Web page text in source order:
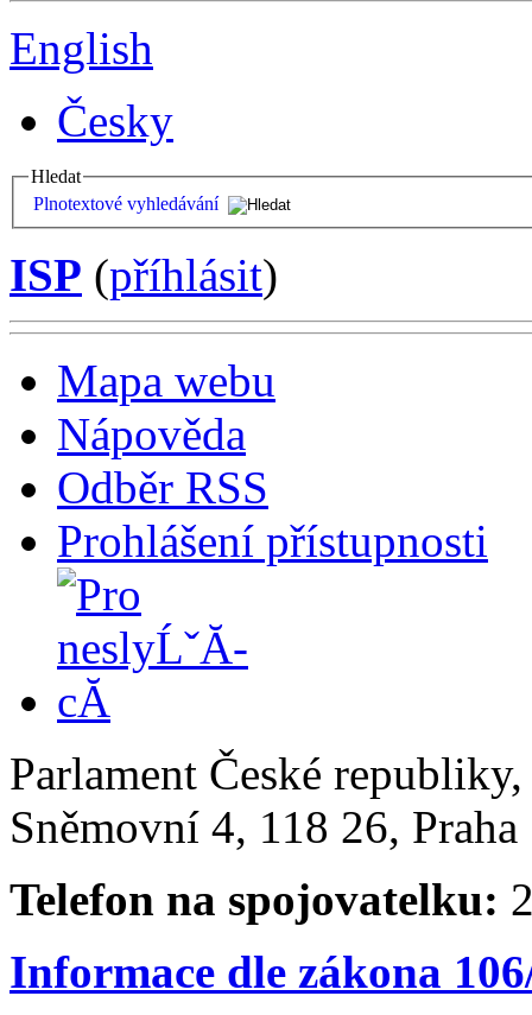
English
Česky
Hledat
Plnotextové vyhledávání
ISP (příhlásit)
Mapa webu
Nápověda
Odběr RSS
Prohlášení přístupnosti
Parlament České
Sněmovní 4, 118 26,
Telefon na spojovatelku:
Informace dle zákona